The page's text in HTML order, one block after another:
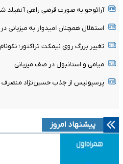
آرائوخو به صورت قرضی راهی آنفیلد
استقلال همچنان امیدوار به میزبانی
تغییر بزرگ روی نیمکت تراکتور؛
میامی و استانبول در صف میزبانی
پرسپولیس از جذب حسین‌نژاد
پیشنهاد امروز